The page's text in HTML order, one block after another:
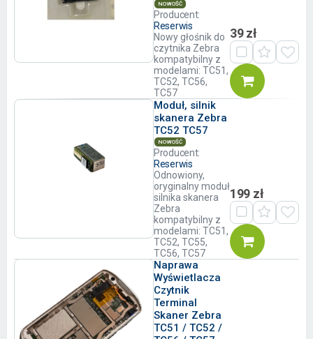
NOWOŚĆ
Producent:
Reserwis
Nowy głośnik do
czytnika Zebra
kompatybilny z
modelami: TC51,
TC52, TC56,
TC57
39 zł
Moduł, silnik
skanera Zebra
TC52 TC57
NOWOŚĆ
Producent:
Reserwis
Odnowiony,
oryginalny moduł
silnika skanera
Zebra
kompatybilny z
modelami: TC51,
TC52, TC55,
TC56, TC57
199 zł
Naprawa
Wyświetlacza
Czytnik
Terminal
Skaner Zebra
TC51 / TC52 /